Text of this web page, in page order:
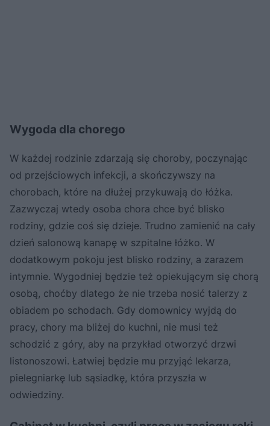
Wygoda dla chorego
W każdej rodzinie zdarzają się choroby, poczynając
od przejściowych infekcji, a skończywszy na
chorobach, które na dłużej przykuwają do łóżka.
Zazwyczaj wtedy osoba chora chce być blisko
rodziny, gdzie coś się dzieje. Trudno zamienić na cały
dzień salonową kanapę w szpitalne łóżko. W
dodatkowym pokoju jest blisko rodziny, a zarazem
intymnie. Wygodniej będzie też opiekującym się chorą
osobą, choćby dlatego że nie trzeba nosić talerzy z
obiadem po schodach. Gdy domownicy wyjdą do
pracy, chory ma bliżej do kuchni, nie musi też
schodzić z góry, aby na przykład otworzyć drzwi
listonoszowi. Łatwiej będzie mu przyjąć lekarza,
pielegniarkę lub sąsiadkę, która przyszła w
odwiedziny.